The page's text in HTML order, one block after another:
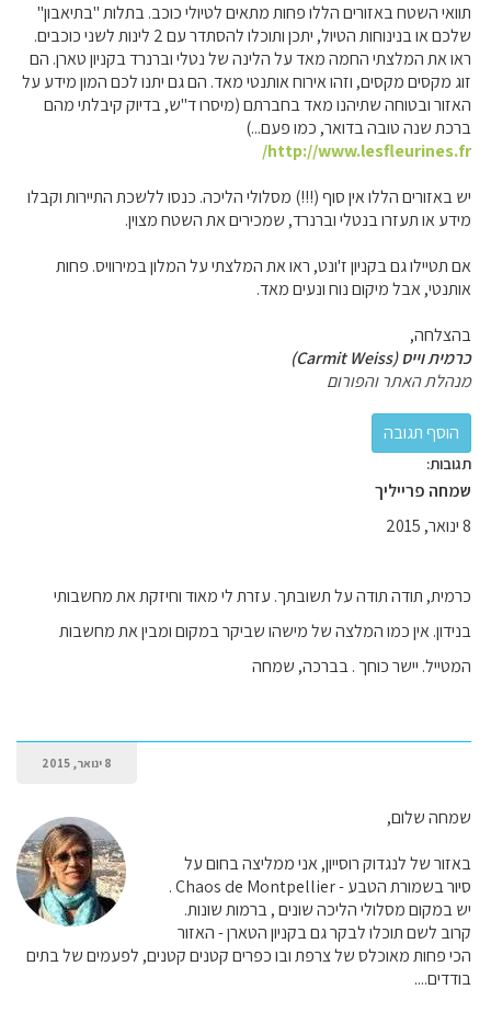
תוואי השטח באזורים הללו פחות מתאים לטיולי כוכב. בתלות "בתיאבון"
שלכם או בנינוחות הטיול, יתכן ותוכלו להסתדר עם 2 לינות לשני כוכבים.
ראו את המלצתי החמה מאד על הלינה של נטלי וברנרד בקניון טארן. הם
זוג מקסים מקסים, וזהו אירוח אותנטי מאד. הם גם יתנו לכם המון מידע על
האזור ובטוחה שתיהנו מאד בחברתם (מיסרו ד"ש, בדיוק קיבלתי מהם
ברכת שנה טובה בדואר, כמו פעם...)
http://www.lesfleurines.fr/
יש באזורים הללו אין סוף (!!!) מסלולי הליכה. כנסו ללשכת התיירות וקבלו
מידע או תעזרו בנטלי וברנרד, שמכירים את השטח מצוין.
אם תטיילו גם בקניון ז'ונט, ראו את המלצתי על המלון במירוויס. פחות
אותנטי, אבל מיקום נוח ונעים מאד.
בהצלחה,
כרמית וייס (Carmit Weiss)
מנהלת האתר והפורום
תגובות:
שמחה פרייליך
8 ינואר, 2015
כרמית, תודה תודה על תשובתך. עזרת לי מאוד וחיזקת את מחשבותי
בנידון. אין כמו המלצה של מישהו שביקר במקום ומבין את מחשבות
המטייל. יישר כוחך . בברכה, שמחה
8 ינואר, 2015
שמחה שלום,
באזור של לנגדוק רוסייון, אני ממליצה בחום על
סיור בשמורת הטבע - Chaos de Montpellier .
יש במקום מסלולי הליכה שונים , ברמות שונות.
קרוב לשם תוכלו לבקר גם בקניון הטארן - האזור
הכי פחות מאוכלס של צרפת ובו כפרים קטנים קטנים, לפעמים של בתים
בודדים....